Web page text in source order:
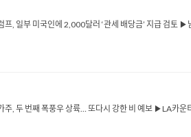
부 미국인에 2,000달러 ‘관세 배당금’ 지급 검토 ▶
두 번째 폭풍우 상륙… 또다시 강한 비 예보 ▶LA카운